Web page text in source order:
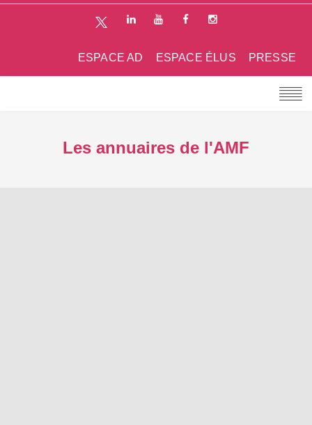
PRESSE
ESPACE ÉLUS
ESPACE AD
Les annuaires de l'AMF